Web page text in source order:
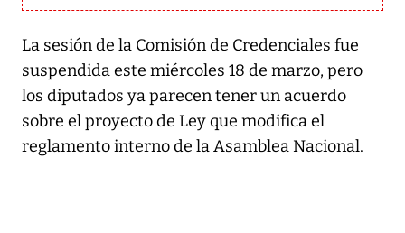
La sesión de la Comisión de Credenciales fue
suspendida este miércoles 18 de marzo, pero
los diputados ya parecen tener un acuerdo
sobre el proyecto de Ley que modifica el
reglamento interno de la Asamblea Nacional.